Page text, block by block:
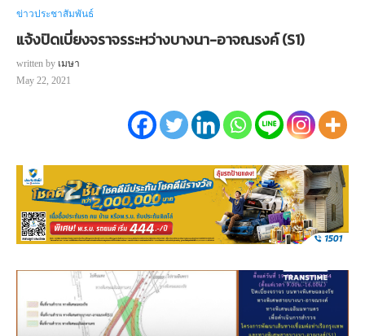
ข่าวประชาสัมพันธ์
แจ้งปิดเบี่ยงจราจรระหว่างบางนา-อาจณรงค์ (S1)
written by เมษา
May 22, 2021